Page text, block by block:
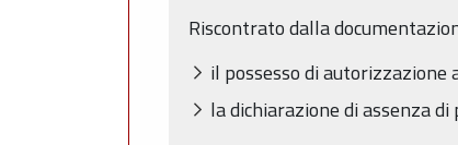
Riscontrato dalla
il possesso di
la dichiarazione di assenza